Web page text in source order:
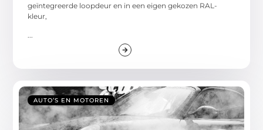
geïntegreerde loopdeur en in een eigen gekozen RAL-
kleur,
AUTO’S EN MOTOREN